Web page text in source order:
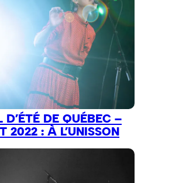
D’ÉTÉ DE QUÉBEC –
2022 : À L’UNISSON